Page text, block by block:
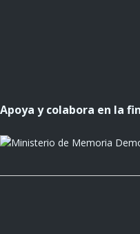
Apoya y colabora en la